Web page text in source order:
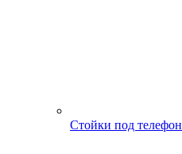
Стойки под телефон